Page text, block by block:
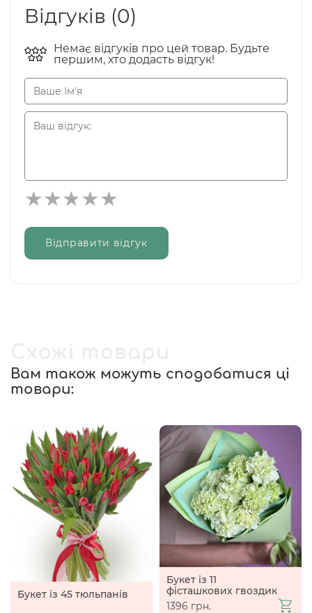
Відгуків (0)
Немає відгуків про цей товар. Будьте
першим, хто додасть відгук!
Відправити відгук
Вам також можуть сподобатися ці
товари:
Букет із 45 тюльпанів
Букет із 11
фісташкових гвоздик
1396 грн.